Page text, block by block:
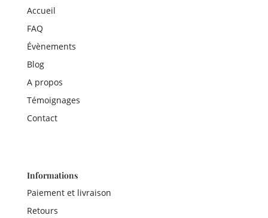
Accueil
FAQ
Évènements
Blog
A propos
Témoignages
Contact
Informations
Paiement et livraison
Retours